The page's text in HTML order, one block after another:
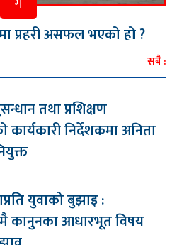
प्रहरी असफल भएको हो ?
सबै :
तथा प्रशिक्षण
कार्यकारी निर्देशकमा अनिता
युवाको बुझाइ :
कानुनका आधारभूत विषय